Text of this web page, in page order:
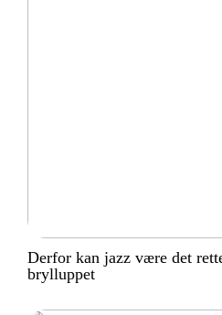
Derfor kan jazz være det
brylluppet